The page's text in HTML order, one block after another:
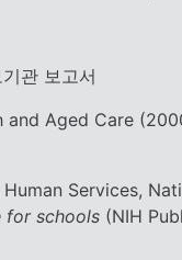
관 보고서
and Aged Care
Services,
for schools (NIH